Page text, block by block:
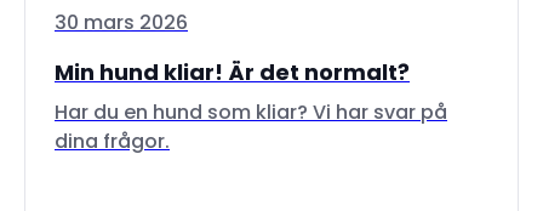
30 mars 2026
Min hund kliar! Är det normalt?
Har du en hund som kliar? Vi har svar på
dina frågor.